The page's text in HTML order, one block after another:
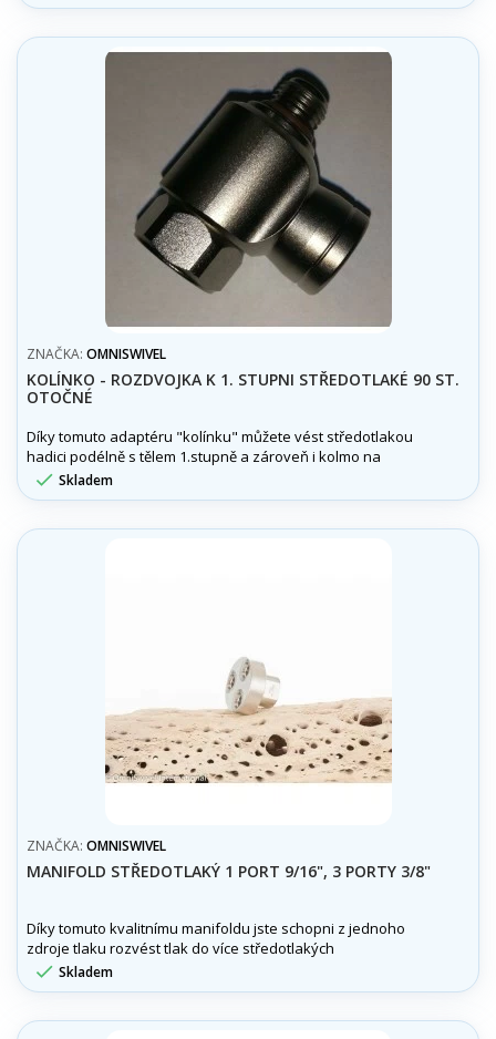
ZNAČKA: OMNISWIVEL
KOLÍNKO - ROZDVOJKA K 1. STUPNI STŘEDOTLAKÉ 90 ST.
OTOČNÉ
Díky tomuto adaptéru "kolínku" můžete vést středotlakou
hadici podélně s tělem 1.stupně a zároveň i kolmo na
1.stupeň. Občas není kolmé napojení na 1stupeň úplně
ideální a zároveň může nastat i nedostatek portů pro
 Skladem
ZNAČKA: OMNISWIVEL
MANIFOLD STŘEDOTLAKÝ 1 PORT 9/16", 3 PORTY 3/8"
Díky tomuto kvalitnímu manifoldu jste schopni z jednoho
zdroje tlaku rozvést tlak do více středotlakých
zařízení.Manifold středotlaký 1 port 9/16", 3 porty 3/8"
 Skladem